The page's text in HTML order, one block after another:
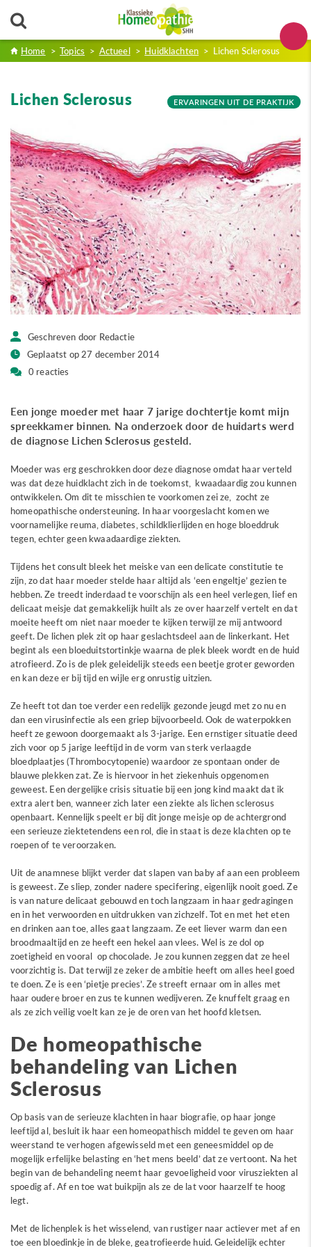
Home > Topics > Actueel > Huidklachten > Lichen Sclerosus
Lichen Sclerosus ERVARINGEN UIT DE PRAKTIJK
Geschreven door Redactie
Geplaatst op 27 december 2014
0 reacties
Een jonge moeder met haar 7 jarige dochtertje komt mijn
spreekkamer binnen. Na onderzoek door de huidarts werd
de diagnose Lichen Sclerosus gesteld.
Moeder was erg geschrokken door deze diagnose omdat haar verteld
was dat deze huidklacht zich in de toekomst, kwaadaardig zou kunnen
ontwikkelen. Om dit te misschien te voorkomen zei ze, zocht ze
homeopathische ondersteuning. In haar voorgeslacht komen we
voornamelijke reuma, diabetes, schildklierlijden en hoge bloeddruk
tegen, echter geen kwaadaardige ziekten.
Tijdens het consult bleek het meiske van een delicate constitutie te
zijn, zo dat haar moeder stelde haar altijd als ‘een engeltje’ gezien te
hebben. Ze treedt inderdaad te voorschijn als een heel verlegen, lief en
delicaat meisje dat gemakkelijk huilt als ze over haarzelf vertelt en dat
moeite heeft om niet naar moeder te kijken terwijl ze mij antwoord
geeft. De lichen plek zit op haar geslachtsdeel aan de linkerkant. Het
begint als een bloeduitstortinkje waarna de plek bleek wordt en de huid
atrofieerd. Zo is de plek geleidelijk steeds een beetje groter geworden
en kan deze er bij tijd en wijle erg onrustig uitzien.
Ze heeft tot dan toe verder een redelijk gezonde jeugd met zo nu en
dan een virusinfectie als een griep bijvoorbeeld. Ook de waterpokken
heeft ze gewoon doorgemaakt als 3-jarige. Een ernstiger situatie deed
zich voor op 5 jarige leeftijd in de vorm van sterk verlaagde
bloedplaatjes (Thrombocytopenie) waardoor ze spontaan onder de
blauwe plekken zat. Ze is hiervoor in het ziekenhuis opgenomen
geweest. Een dergelijke crisis situatie bij een jong kind maakt dat ik
extra alert ben, wanneer zich later een ziekte als lichen sclerosus
openbaart. Kennelijk speelt er bij dit jonge meisje op de achtergrond
een serieuze ziektetendens een rol, die in staat is deze klachten op te
roepen of te veroorzaken.
Uit de anamnese blijkt verder dat slapen van baby af aan een probleem
is geweest. Ze sliep, zonder nadere specifering, eigenlijk nooit goed. Ze
is van nature delicaat gebouwd en toch langzaam in haar gedragingen
en in het verwoorden en uitdrukken van zichzelf. Tot en met het eten
en drinken aan toe, alles gaat langzaam. Ze eet liever warm dan een
broodmaaltijd en ze heeft een hekel aan vlees. Wel is ze dol op
zoetigheid en vooral op chocolade. Je zou kunnen zeggen dat ze heel
voorzichtig is. Dat terwijl ze zeker de ambitie heeft om alles heel goed
te doen. Ze is een ‘pietje precies’. Ze streeft ernaar om in alles met
haar oudere broer en zus te kunnen wedijveren. Ze knuffelt graag en
als ze zich veilig voelt kan ze je de oren van het hoofd kletsen.
De homeopathische
behandeling van Lichen
Sclerosus
Op basis van de serieuze klachten in haar biografie, op haar jonge
leeftijd al, besluit ik haar een homeopathisch middel te geven om haar
weerstand te verhogen afgewisseld met een geneesmiddel op de
mogelijk erfelijke belasting en ‘het mens beeld’ dat ze vertoont. Na het
begin van de behandeling neemt haar gevoeligheid voor virusziekten al
spoedig af. Af en toe wat buikpijn als ze de lat voor haarzelf te hoog
legt.
Met de lichenplek is het wisselend, van rustiger naar actiever met af en
toe een bloedinkje in de bleke, geatrofieerde huid. Geleidelijk echter